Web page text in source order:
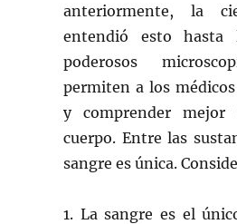
anteriormente, la
entendió esto hasta
poderosos
permiten a los
y comprender
cuerpo. Entre las
sangre es única.
1. La sangre es el